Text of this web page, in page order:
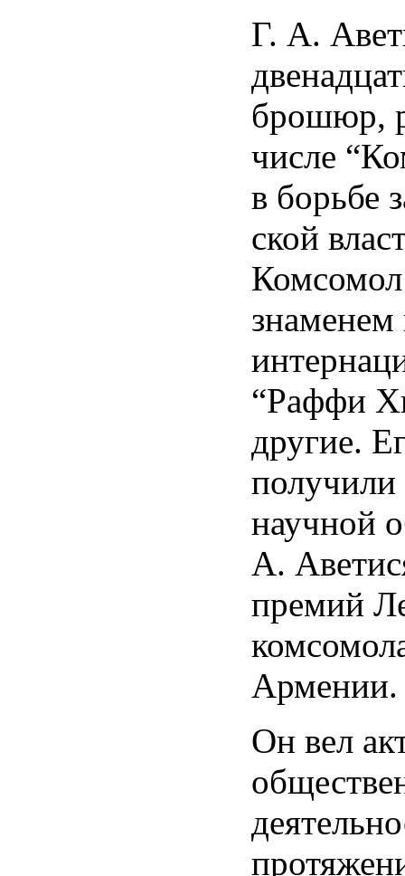
Г. А.
брошюр,
числе
в борьбе
ской
Комсомол
знаменем
“Раффи
другие.
научной
А.
премий
Армении.
Он вел